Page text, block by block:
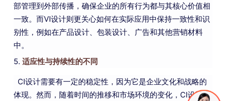
部管理到外部传播，确保企业的所有行为都与其核心价值相
一致。而VI设计则更关心如何在实际应用中保持一致性和识
别性，例如在产品设计、包装设计、广告和其他营销材料
中。
5. 适应性与持续性的不同
CI设计需要有一定的稳定性，因为它是企业文化和战略的
体现。然而，随着时间的推移和市场环境的变化，CI设计也